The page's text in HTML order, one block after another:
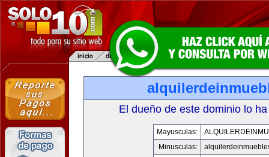
El dueño de este dominio lo
Mayusculas:
Minusculas: